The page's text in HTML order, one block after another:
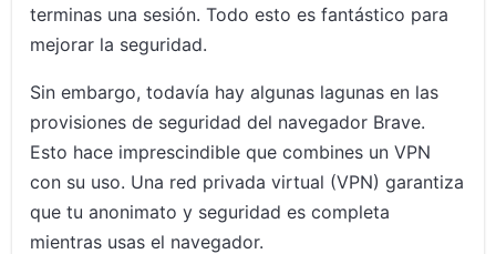
terminas una sesión. Todo esto es fantástico para
mejorar la seguridad.
Sin embargo, todavía hay algunas lagunas en las
provisiones de seguridad del navegador Brave.
Esto hace imprescindible que combines un VPN
con su uso. Una red privada virtual (VPN) garantiza
que tu anonimato y seguridad es completa
mientras usas el navegador.